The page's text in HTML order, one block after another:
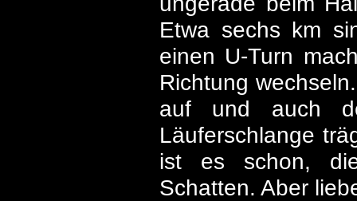
Etwa sechs km
einen U-Turn
Richtung
auf und auch
Läuferschlange
ist es schon,
Schatten. Aber